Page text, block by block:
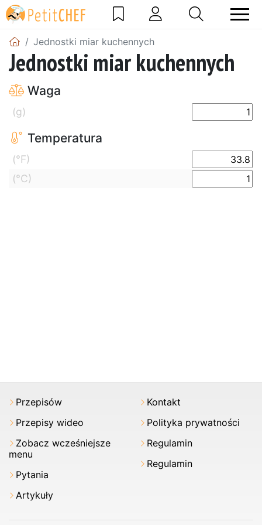
Jednostki miar kuchennych
Jednostki miar kuchennych
Waga
(g)
Temperatura
(°F)
(°C)
Przepisów
Przepisy wideo
Zobacz wcześniejsze
menu
Pytania
Artykuły
Kontakt
Polityka prywatności
Regulamin
Regulamin